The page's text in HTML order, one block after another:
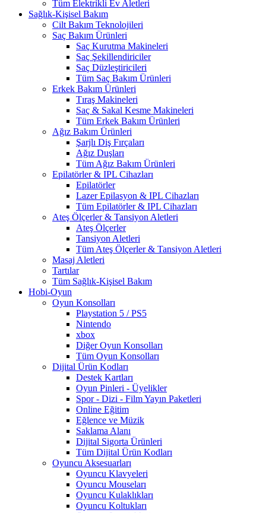
Tüm Elektrikli Ev Aletleri
Sağlık-Kişisel Bakım
Cilt Bakım Teknolojileri
Saç Bakım Ürünleri
Saç Kurutma Makineleri
Saç Şekillendiriciler
Saç Düzleştiricileri
Tüm Saç Bakım Ürünleri
Erkek Bakım Ürünleri
Tıraş Makineleri
Saç & Sakal Kesme Makineleri
Tüm Erkek Bakım Ürünleri
Ağız Bakım Ürünleri
Şarjlı Diş Fırçaları
Ağız Duşları
Tüm Ağız Bakım Ürünleri
Epilatörler & IPL Cihazları
Epilatörler
Lazer Epilasyon & IPL Cihazları
Tüm Epilatörler & IPL Cihazları
Ateş Ölçerler & Tansiyon Aletleri
Ateş Ölçerler
Tansiyon Aletleri
Tüm Ateş Ölçerler & Tansiyon Aletleri
Masaj Aletleri
Tartılar
Tüm Sağlık-Kişisel Bakım
Hobi-Oyun
Oyun Konsolları
Playstation 5 / PS5
Nintendo
xbox
Diğer Oyun Konsolları
Tüm Oyun Konsolları
Dijital Ürün Kodları
Destek Kartları
Oyun Pinleri - Üyelikler
Spor - Dizi - Film Yayın Paketleri
Online Eğitim
Eğlence ve Müzik
Saklama Alanı
Dijital Sigorta Ürünleri
Tüm Dijital Ürün Kodları
Oyuncu Aksesuarları
Oyuncu Klavyeleri
Oyuncu Mouseları
Oyuncu Kulaklıkları
Oyuncu Koltukları